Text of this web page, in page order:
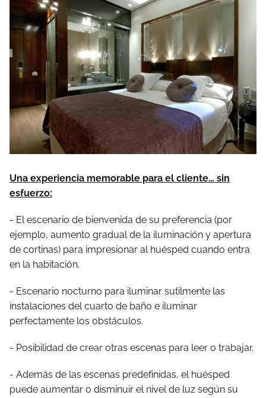
Una experiencia memorable para el cliente… sin
esfuerzo:
- El escenario de bienvenida de su preferencia (por
ejemplo, aumento gradual de la iluminación y apertura
de cortinas) para impresionar al huésped cuando entra
en la habitación.
- Escenario nocturno para iluminar sutilmente las
instalaciones del cuarto de baño e iluminar
perfectamente los obstáculos.
- Posibilidad de crear otras escenas para leer o trabajar.
- Además de las escenas predefinidas, el huésped
puede aumentar o disminuir el nivel de luz según su